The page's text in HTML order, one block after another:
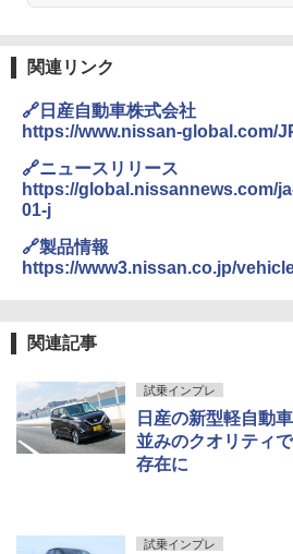
関連リンク
🔗日産自動車株式会社
https://www.nissan-global.com/
🔗ニュースリリース
https://global.nissannews.com/
01-j
🔗製品情報
https://www3.nissan.co.jp/
関連記事
試乗インプレ
日産の新型軽自動
並みのクオリティ
存在に
試乗インプレ